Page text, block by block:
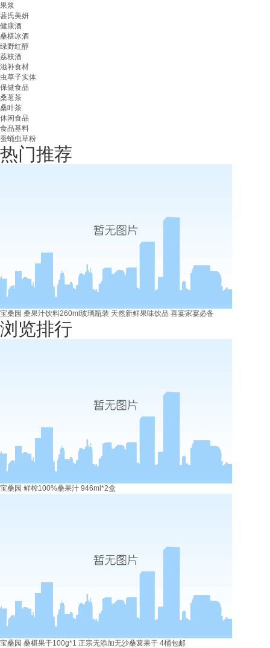
果浆
葚氏美妍
健康酒
桑椹冰酒
绿野红醇
荔枝酒
滋补食材
虫草子实体
保健食品
桑茗茶
桑叶茶
休闲食品
食品基料
蚕蛹虫草粉
热门推荐
宝桑园 桑果汁饮料260ml玻璃瓶装 天然新鲜果味饮品 喜宴家宴必备
浏览排行
宝桑园 鲜榨100%桑果汁 946ml*2盒
宝桑园 桑椹果干100g*1 正宗无添加无沙桑葚果干 4桶包邮